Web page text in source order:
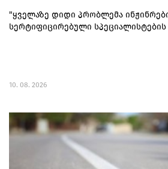
"ყველაზე დიდი პრობლემა
სერტიფიცირებული სპეციალისტების
10. 08. 2026